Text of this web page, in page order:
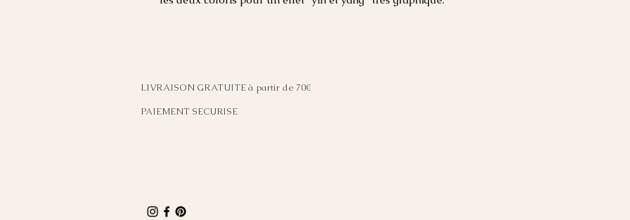
LIVRAISON GRATUITE à partir de 70€
PAIEMENT SECURISE